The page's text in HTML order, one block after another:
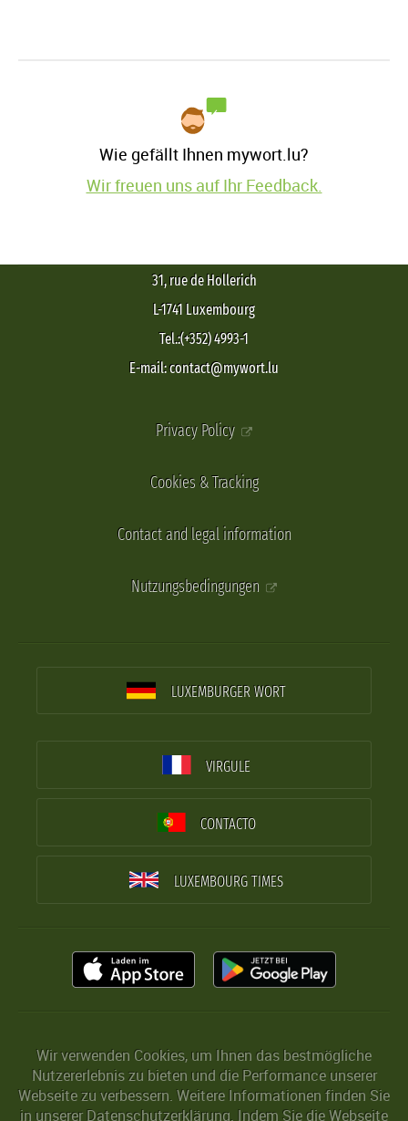
Wie gefällt Ihnen mywort.lu?
Wir freuen uns auf Ihr Feedback.
31, rue de Hollerich
L-1741 Luxembourg
Tel.:(+352) 4993-1
E-mail: contact@mywort.lu
Privacy Policy
Cookies & Tracking
Contact and legal information
Nutzungsbedingungen
LUXEMBURGER WORT
VIRGULE
CONTACTO
LUXEMBOURG TIMES
Wir verwenden Cookies, um Ihnen das bestmögliche
Nutzererlebnis zu bieten und die Performance unserer
Webseite zu verbessern. Weitere Informationen finden Sie
in unserer Datenschutzerklärung. Indem Sie die Webseite